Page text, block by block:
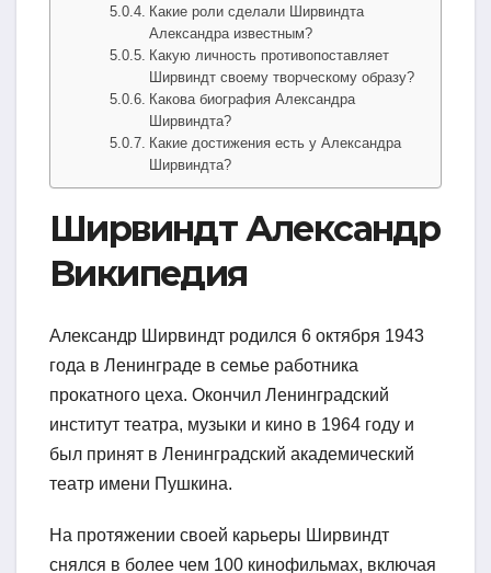
Какие роли сделали Ширвиндта
Александра известным?
Какую личность противопоставляет
Ширвиндт своему творческому образу?
Какова биография Александра
Ширвиндта?
Какие достижения есть у Александра
Ширвиндта?
Ширвиндт Александр
Википедия
Александр Ширвиндт родился 6 октября 1943
года в Ленинграде в семье работника
прокатного цеха. Окончил Ленинградский
институт театра, музыки и кино в 1964 году и
был принят в Ленинградский академический
театр имени Пушкина.
На протяжении своей карьеры Ширвиндт
снялся в более чем 100 кинофильмах, включая